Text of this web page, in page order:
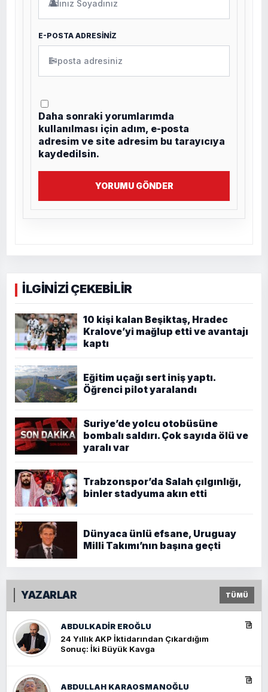
👤
E-POSTA ADRESİNİZ
✉
Daha sonraki yorumlarımda
kullanılması için adım, e-posta
adresim ve site adresim bu tarayıcıya
kaydedilsin.
YORUMU GÖNDER
İLGİNİZİ ÇEKEBİLİR
10 kişi kalan Beşiktaş, Hradec
Kralove’yi mağlup etti ve avantajı
kaptı
Eğitim uçağı sert iniş yaptı.
Öğrenci pilot yaralandı
Suriye’de yolcu otobüsüne
bombalı saldırı. Çok sayıda ölü ve
yaralı var
Trabzonspor’da Salah çılgınlığı,
binler stadyuma akın etti
Dünyaca ünlü efsane, Uruguay
Milli Takımı’nın başına geçti
YAZARLAR TÜMÜ
ABDULKADIR EROĞLU
24 Yıllık AKP İktidarından Çıkardığım
Sonuç: İki Büyük Kavga
ABDULLAH KARAOSMANOĞLU